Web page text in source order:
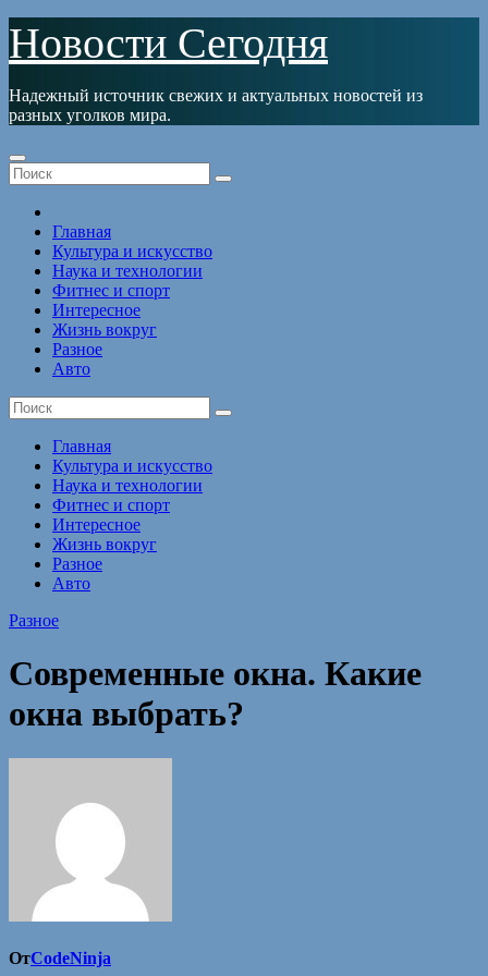
Перейти
содержимому
Новости Сегодня
Надежный источник свежих и актуальных новостей из
разных уголков мира.
Главная
Культура и искусство
Наука и технологии
Фитнес и спорт
Интересное
Жизнь вокруг
Разное
Авто
Главная
Культура и искусство
Наука и технологии
Фитнес и спорт
Интересное
Жизнь вокруг
Разное
Авто
Разное
Современные окна. Какие
окна выбрать?
ОтCodeNinja